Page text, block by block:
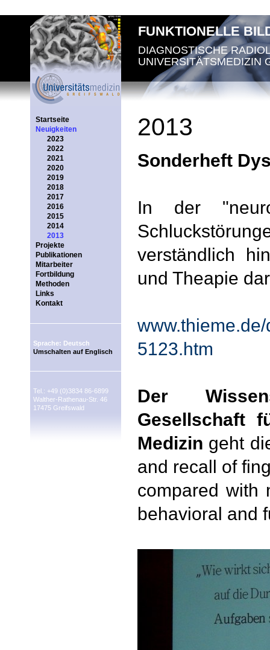
FUNKTIONELLE
DIAGNOSTISCHE
UNIVERSITÄTSMEDIZIN
Startseite
Neuigkeiten
2023
2022
2021
2020
2019
2018
2017
2016
2015
2014
2013
Projekte
Publikationen
Mitarbeiter
Fortbildung
Methoden
Links
Kontakt
Sprache: Deutsch
Umschalten auf Englisch
Tel.: +49 (0)3834 86-6899
Walther-Rathenau-Str. 46
17475 Greifswald
2013
Sonderheft
In der
verständlich
und Theapie
5123.htm
Der
Gesellschaft
Medizin geht
and recall of
compared with
behavioral and